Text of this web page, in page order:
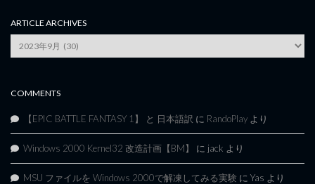
ARTICLE ARCHIVES
Archives
COMMENTS
【EPIC BATTLE FANTASY 1】 と 日本語訳 に RandoPlay より
Windows 2000 Kernel32 改造計画【BM】 に jack より
MSU ファイルを Windows 2000で解凍してみる実験 に Yas より